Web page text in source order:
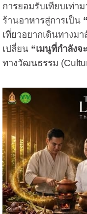
การยอมรับเทียบเท่า
ร้านอาหารสู่การเป็น
เที่ยวอยากเดินทางม
เปลี่ยน “เมนูที่กำลังจ
ทางวัฒนธรรม